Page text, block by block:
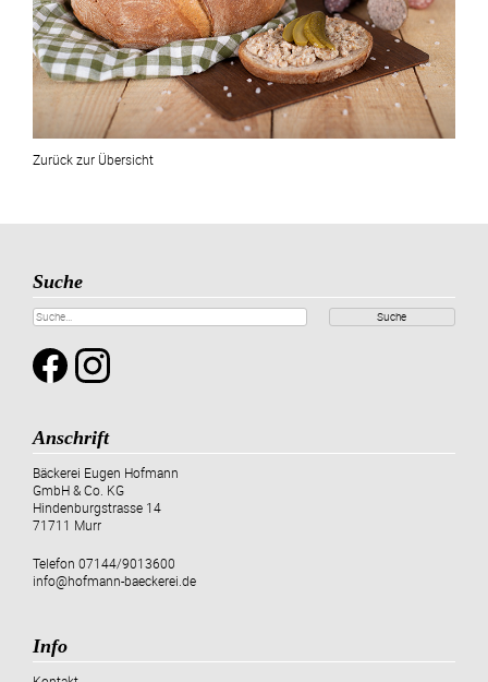
Zurück zur Übersicht
Info
Anschrift
Bäckerei Eugen Hofmann
GmbH & Co. KG
Hindenburgstrasse 14
71711 Murr
Telefon 07144/9013600
info@hofmann-baeckerei.de
Suche
Suche